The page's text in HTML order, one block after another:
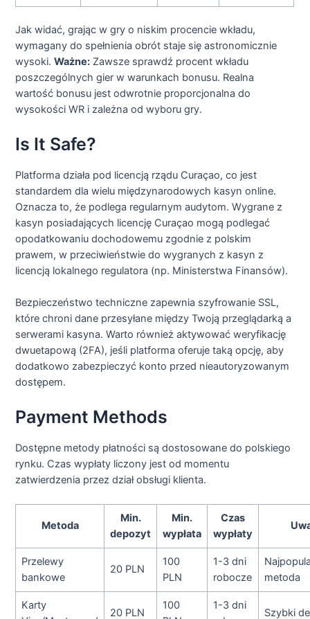
Jak widać, grając w gry o niskim procencie wkładu,
wymagany do spełnienia obrót staje się astronomicznie
wysoki.Ważne: Zawsze sprawdź procent wkładu
poszczególnych gier w warunkach bonusu. Realna
wartość bonusu jest odwrotnie proporcjonalna do
wysokości WR i zależna od wyboru gry.
Is It Safe?
Platforma działa pod licencją rządu Curaçao, co jest
standardem dla wielu międzynarodowych kasyn online.
Oznacza to, że podlega regularnym audytom. Wygrane z
kasyn posiadających licencję Curaçao mogą podlegać
opodatkowaniu dochodowemu zgodnie z polskim
prawem, w przeciwieństwie do wygranych z kasyn z
licencją lokalnego regulatora (np. Ministerstwa Finansów).
Bezpieczeństwo techniczne zapewnia szyfrowanie SSL,
które chroni dane przesyłane między Twoją przeglądarką a
serwerami kasyna. Warto również aktywować weryfikację
dwuetapową (2FA), jeśli platforma oferuje taką opcję, aby
dodatkowo zabezpieczyć konto przed nieautoryzowanym
dostępem.
Payment Methods
Dostępne metody płatności są dostosowane do polskiego
rynku. Czas wypłaty liczony jest od momentu
zatwierdzenia przez dział obsługi klienta.
Metoda
Min.
depozyt
Min.
wypłata
Czas
wypłaty
Przelewy
bankowe
20 PLN
100
PLN
1-3 dni
robocze
metoda
Karty
20 PLN
100
1-3 dni
Szybki